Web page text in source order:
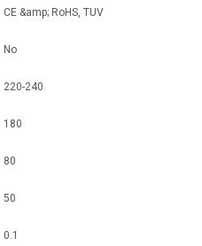
CE &amp; RoHS, TUV
No
220-240
180
80
50
0.1